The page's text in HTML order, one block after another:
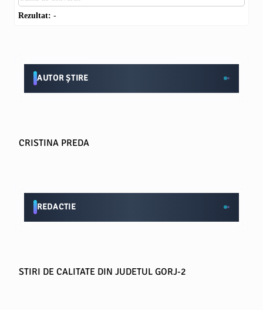
Rezultat: -
AUTOR ȘTIRE
CRISTINA PREDA
REDACTIE
STIRI DE CALITATE DIN JUDETUL GORJ-2